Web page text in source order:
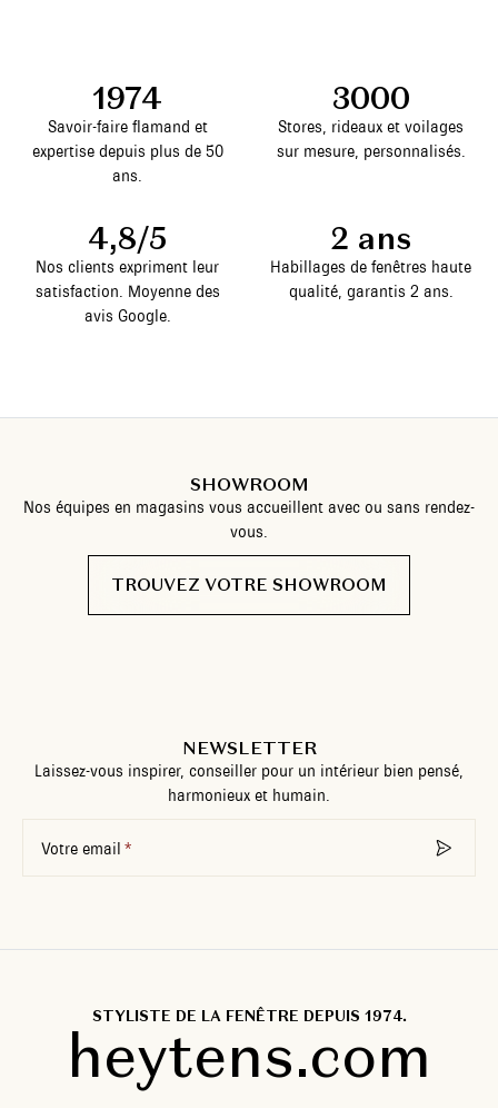
1974
Savoir-faire flamand et
expertise depuis plus de 50
ans.
3000
Stores, rideaux et voilages
sur mesure, personnalisés.
4,8/5
Nos clients expriment leur
satisfaction. Moyenne des
avis Google.
2 ans
Habillages de fenêtres haute
qualité, garantis 2 ans.
SHOWROOM
Nos équipes en magasins vous accueillent avec ou sans rendez-
vous.
TROUVEZ VOTRE SHOWROOM
NEWSLETTER
Laissez-vous inspirer, conseiller pour un intérieur bien pensé,
harmonieux et humain.
Votre email
STYLISTE DE LA FENÊTRE DEPUIS 1974.
heytens.com